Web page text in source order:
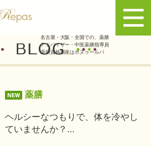
名古屋・大阪・全国での、薬膳
アドバイザー・中医薬膳指導員
薬膳資格講座はボヌゥールパ
薬膳
ヘルシーなつもりで、体を冷やし
ていませんか？...